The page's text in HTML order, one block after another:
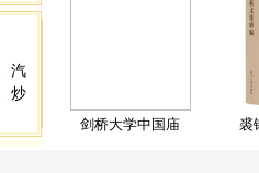
汽
炒
剑桥大学中国庙 裘